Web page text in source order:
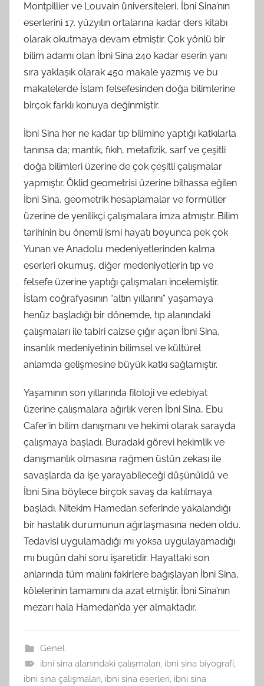
Montpillier ve Louvain üniversiteleri, İbni Sina’nın
eserlerini 17. yüzyılın ortalarına kadar ders kitabı
olarak okutmaya devam etmiştir. Çok yönlü bir
bilim adamı olan İbni Sina 240 kadar eserin yanı
sıra yaklaşık olarak 450 makale yazmış ve bu
makalelerde İslam felsefesinden doğa bilimlerine
birçok farklı konuya değinmiştir.
İbni Sina her ne kadar tıp bilimine yaptığı katkılarla
tanınsa da; mantık, fıkıh, metafizik, sarf ve çeşitli
doğa bilimleri üzerine de çok çeşitli çalışmalar
yapmıştır. Öklid geometrisi üzerine bilhassa eğilen
İbni Sina, geometrik hesaplamalar ve formüller
üzerine de yenilikçi çalışmalara imza atmıştır. Bilim
tarihinin bu önemli ismi hayatı boyunca pek çok
Yunan ve Anadolu medeniyetlerinden kalma
eserleri okumuş, diğer medeniyetlerin tıp ve
felsefe üzerine yaptığı çalışmaları incelemiştir.
İslam coğrafyasının “altın yıllarını” yaşamaya
henüz başladığı bir dönemde, tıp alanındaki
çalışmaları ile tabiri caizse çığır açan İbni Sina,
insanlık medeniyetinin bilimsel ve kültürel
anlamda gelişmesine büyük katkı sağlamıştır.
Yaşamının son yıllarında filoloji ve edebiyat
üzerine çalışmalara ağırlık veren İbni Sina, Ebu
Cafer’in bilim danışmanı ve hekimi olarak sarayda
çalışmaya başladı. Buradaki görevi hekimlik ve
danışmanlık olmasına rağmen üstün zekası ile
savaşlarda da işe yarayabileceği düşünüldü ve
İbni Sina böylece birçok savaş da katılmaya
başladı. Nitekim Hamedan seferinde yakalandığı
bir hastalık durumunun ağırlaşmasına neden oldu.
Tedavisi uygulamadığı mı yoksa uygulayamadığı
mı bugün dahi soru işaretidir. Hayattaki son
anlarında tüm malını fakirlere bağışlayan İbni Sina,
kölelerinin tamamını da azat etmiştir. İbni Sina’nın
mezarı hala Hamedan’da yer almaktadır.
Genel
ibni sina alanındaki çalışmaları, ibni sina biyografi,
ibni sina çalışmaları, ibni sina eserleri, ibni sina